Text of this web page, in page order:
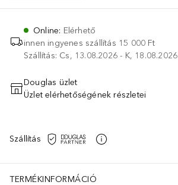
Online: Elérhető
innen ingyenes szállítás 15 000 Ft
Szállítás: Cs, 13.08.2026 - K, 18.08.2026
KOSÁRBA HELYEZÉS
Douglas üzlet
Üzlet elérhetőségének részletei
Szállítás
TERMÉKINFORMÁCIÓ